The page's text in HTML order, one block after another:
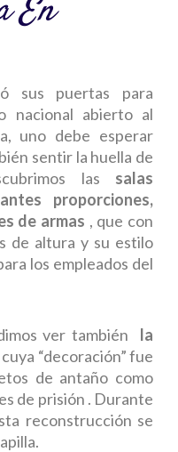
En
sus puertas para
nacional abierto al
uno debe esperar
sentir la huella de
las salas
proporciones,
de armas , que con
de altura y su estilo
los empleados del
ver también
la
cuya “decoración” fue
de antaño como
de prisión . Durante
reconstrucción se